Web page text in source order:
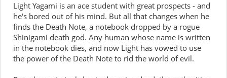
Light Yagami is an ace student with great prospects - and
he's bored out of his mind. But all that changes when he
finds the Death Note, a notebook dropped by a rogue
Shinigami death god. Any human whose name is written
in the notebook dies, and now Light has vowed to use
the power of the Death Note to rid the world of evil.